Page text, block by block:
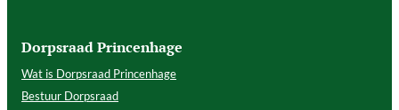
Dorpsraad Princenhage
Wat is Dorpsraad Princenhage
Bestuur Dorpsraad